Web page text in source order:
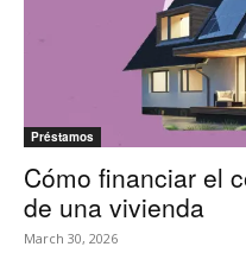
Préstamos
Cómo financiar el
de una vivienda
March 30, 2026